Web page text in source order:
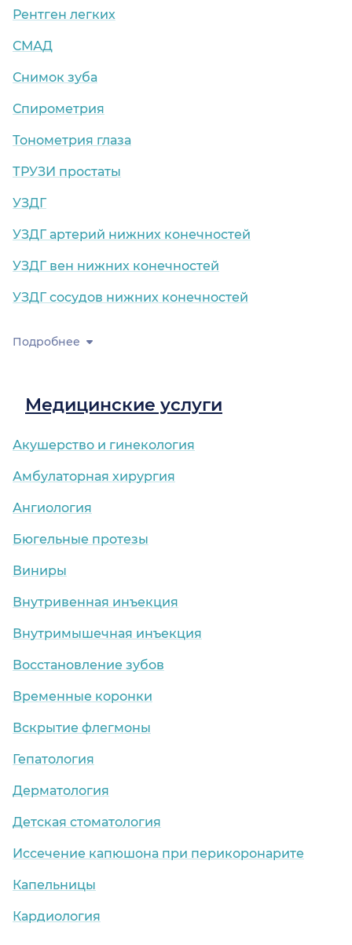
Рентген легких
СМАД
Снимок зуба
Спирометрия
Тонометрия глаза
ТРУЗИ простаты
УЗДГ
УЗДГ артерий нижних конечностей
УЗДГ вен нижних конечностей
УЗДГ сосудов нижних конечностей
Подробнее
Медицинские услуги
Акушерство и гинекология
Амбулаторная хирургия
Ангиология
Бюгельные протезы
Виниры
Внутривенная инъекция
Внутримышечная инъекция
Восстановление зубов
Временные коронки
Вскрытие флегмоны
Гепатология
Дерматология
Детская стоматология
Иссечение капюшона при перикоронарите
Капельницы
Кардиология